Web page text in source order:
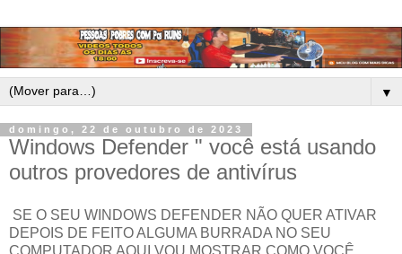
▼
domingo, 22 de outubro de 2023
Windows Defender " você está usando
outros provedores de antivírus
SE O SEU WINDOWS DEFENDER NÃO QUER ATIVAR
DEPOIS DE FEITO ALGUMA BURRADA NO SEU